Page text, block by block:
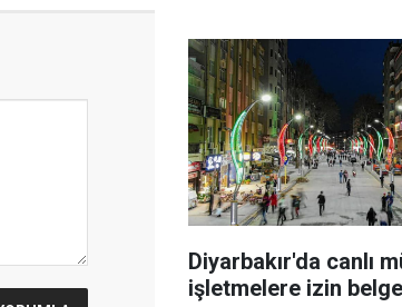
Diyarbakır'da canlı
işletmelere izin